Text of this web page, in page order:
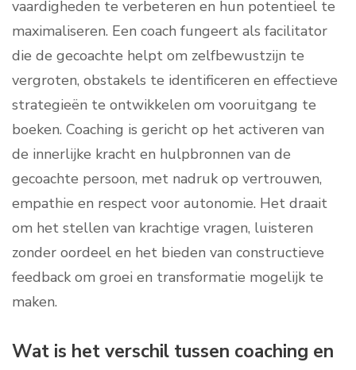
vaardigheden te verbeteren en hun potentieel te
maximaliseren. Een coach fungeert als facilitator
die de gecoachte helpt om zelfbewustzijn te
vergroten, obstakels te identificeren en effectieve
strategieën te ontwikkelen om vooruitgang te
boeken. Coaching is gericht op het activeren van
de innerlijke kracht en hulpbronnen van de
gecoachte persoon, met nadruk op vertrouwen,
empathie en respect voor autonomie. Het draait
om het stellen van krachtige vragen, luisteren
zonder oordeel en het bieden van constructieve
feedback om groei en transformatie mogelijk te
maken.
Wat is het verschil tussen coaching en